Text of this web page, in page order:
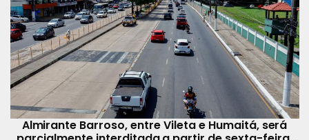
Almirante Barroso, entre Vileta e Humaitá, será